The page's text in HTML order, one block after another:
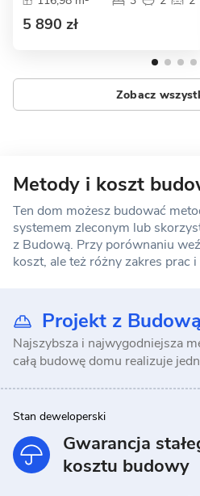
5 890 zł
Zobacz
Metody i koszt
Ten dom możesz budować
systemem zleconym lub
z Budową. Przy porównaniu
koszt, ale też różny zakres prac
Projekt z Budową
Najszybsza i najwygodniejsza
całą budowę domu realizuje
Stan deweloperski
Gwarancja
kosztu budowy